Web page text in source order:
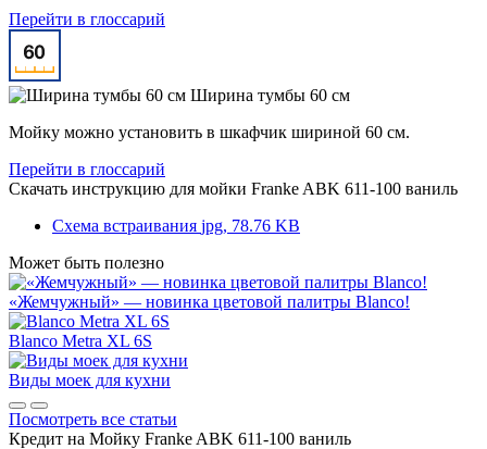
Перейти в глоссарий
Ширина тумбы 60 см
Мойку можно установить в шкафчик шириной 60 см.
Перейти в глоссарий
Скачать инструкцию для мойки Franke ABK 611-100 ваниль
Схема встраивания jpg, 78.76 KB
Может быть полезно
«Жемчужный» — новинка цветовой палитры Blanco!
Blanco Metra XL 6S
Виды моек для кухни
Посмотреть все статьи
Кредит на Мойку Franke ABK 611-100 ваниль